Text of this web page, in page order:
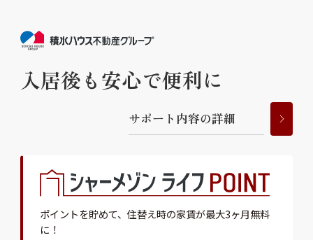
入居後も安心で便利に
サポー ト 内容の詳細
ポイントを貯めて、 住替え時の家賃が最大3ヶ月無料
に！